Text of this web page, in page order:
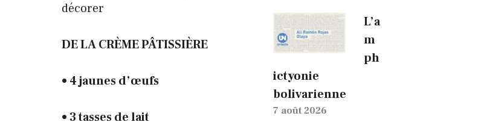
décorer
DE LA CRÈME PÂTISSIÈRE
• 4 jaunes d’œufs
• 3 tasses de lait
L’a
m
ph
ictyonie
bolivarienne
7 août 2026